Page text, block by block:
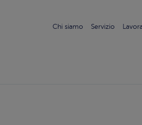
Chi siamo Servizio